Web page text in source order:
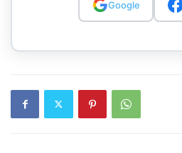
Google